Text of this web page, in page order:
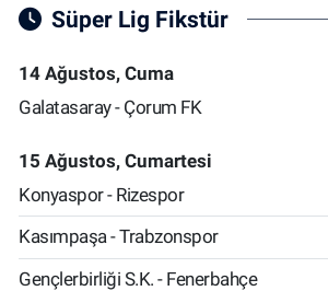
Süper Lig Fikstür
14 Ağustos, Cuma
Galatasaray - Çorum FK
15 Ağustos, Cumartesi
Konyaspor - Rizespor
Kasımpaşa - Trabzonspor
Gençlerbirliği S.K. - Fenerbahçe